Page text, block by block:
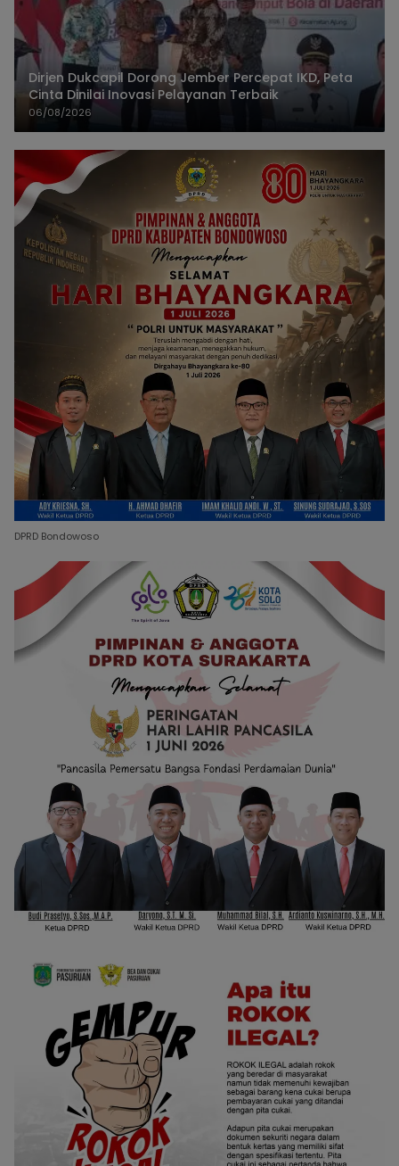
Dirjen Dukcapil Dorong Jember Percepat IKD, Peta
Cinta Dinilai Inovasi Pelayanan Terbaik
06/08/2026
DPRD Bondowoso